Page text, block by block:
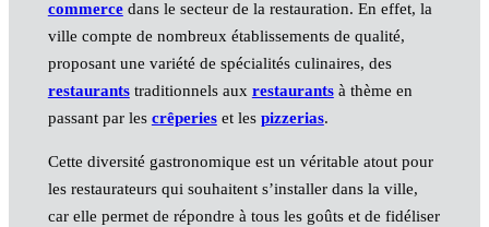
commercedans le secteur de la restauration. En effet, la
ville compte de nombreux établissements de qualité,
proposant une variété de spécialités culinaires, des
restaurantstraditionnels aux restaurantsà thème en
passant par les crêperieset les pizzerias.
Cette diversité gastronomique est un véritable atout pour
les restaurateurs qui souhaitent s’installer dans la ville,
car elle permet de répondre à tous les goûts et de fidéliser